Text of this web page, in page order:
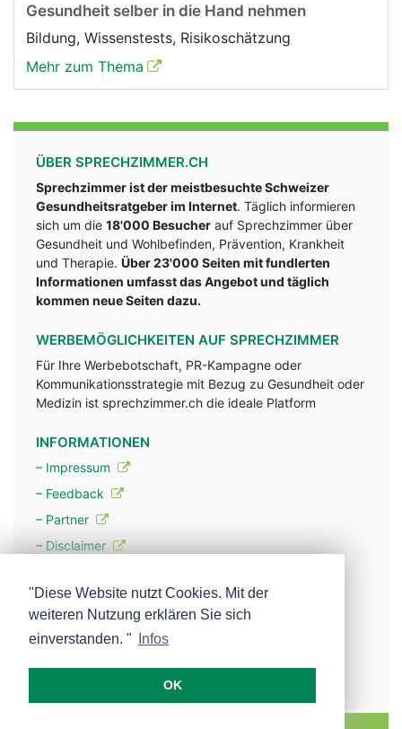
Gesundheit selber in die Hand nehmen
Bildung, Wissenstests, Risikoschätzung
Mehr zum Thema
ÜBER SPRECHZIMMER.CH
Sprechzimmer ist der meistbesuchte Schweizer
Gesundheitsratgeber im Internet. Täglich informieren
sich um die 18'000 Besucher auf Sprechzimmer über
Gesundheit und Wohlbefinden, Prävention, Krankheit
und Therapie. Über 23'000 Seiten mit fundlerten
Informationen umfasst das Angebot und täglich
kommen neue Seiten dazu.
WERBEMÖGLICHKEITEN AUF SPRECHZIMMER
Für Ihre Werbebotschaft, PR-Kampagne oder
Kommunikationsstrategie mit Bezug zu Gesundheit oder
Medizin ist sprechzimmer.ch die ideale Platform
INFORMATIONEN
– Impressum
– Feedback
– Partner
– Disclaimer
– Werbung
– Mehr über unsere Experten
"Diese Website nutzt Cookies. Mit der
weiteren Nutzung erklären Sie sich
einverstanden. "
Infos
OK